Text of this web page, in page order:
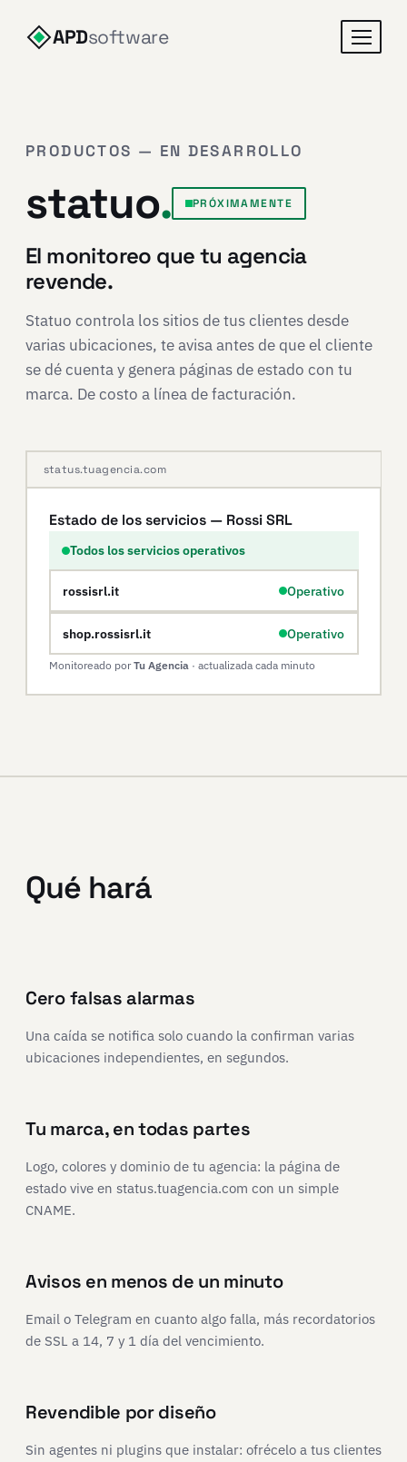
APDsoftware
PRODUCTOS — EN DESARROLLO
statuo. PRÓXIMAMENTE
El monitoreo que tu agencia
revende.
Statuo controla los sitios de tus clientes desde
varias ubicaciones, te avisa antes de que el cliente
se dé cuenta y genera páginas de estado con tu
marca. De costo a línea de facturación.
status.tuagencia.com
Estado de los servicios — Rossi SRL
Todos los servicios operativos
rossisrl.it Operativo
shop.rossisrl.it Operativo
Monitoreado porTu Agencia· actualizada cada minuto
Qué hará
Cero falsas alarmas
Una caída se notifica solo cuando la confirman varias
ubicaciones independientes, en segundos.
Tu marca, en todas partes
Logo, colores y dominio de tu agencia: la página de
estado vive en status.tuagencia.com con un simple
CNAME.
Avisos en menos de un minuto
Email o Telegram en cuanto algo falla, más recordatorios
de SSL a 14, 7 y 1 día del vencimiento.
Revendible por diseño
Sin agentes ni plugins que instalar: ofrécelo a tus clientes